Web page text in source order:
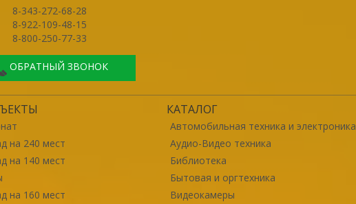
8-343-272-68-28
8-922-109-48-15
8-800-250-77-33
ОБРАТНЫЙ ЗВОНОК
на 240 мест
на 140 мест
на 160 мест
КАТАЛОГ
Автомобильная техника и электроника
Аудио-Видео техника
Библиотека
Бытовая и оргтехника
Видеокамеры